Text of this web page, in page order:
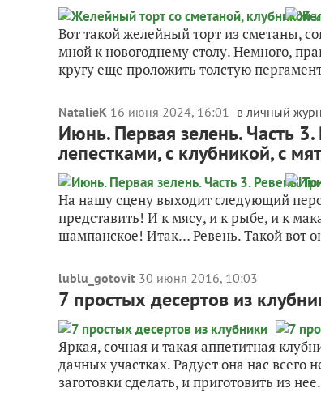
Вот такой желейный торт из сметаны,
мной к новогоднему столу. Немного,
кругу еще проложить толстую
NatalieK 16 июня 2024, 16:01 в личный
Июнь. Первая зелень. Часть
лепестками, с клубникой, с
На нашу сцену выходит следующий
представить! И к мясу, и к рыбе, и к
шампанское! Итак… Ревень. Такой вот
lublu_gotovit 30 июня 2016, 10:03
7 простых десертов из
Яркая, сочная и такая аппетитная
дачных участках. Радует она нас всего
заготовки сделать, и приготовить из